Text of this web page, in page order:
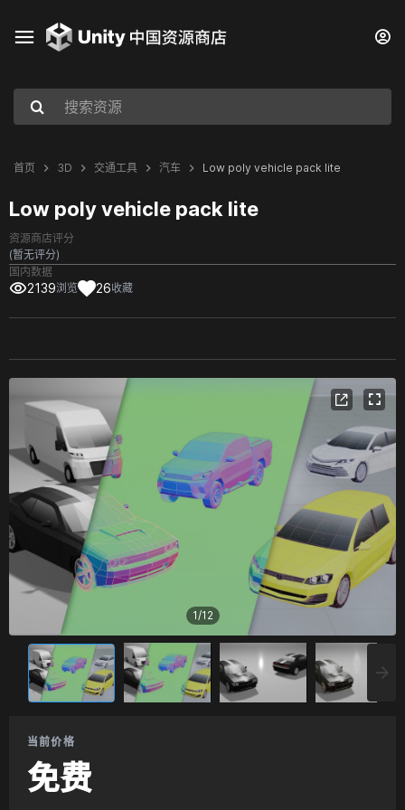
首页 3D 交通工具 汽车 Low poly vehicle pack lite
Low poly vehicle pack lite
资源商店评分
(暂无评分)
国内数据
2139浏览 26收藏
1/12
当前价格
免费